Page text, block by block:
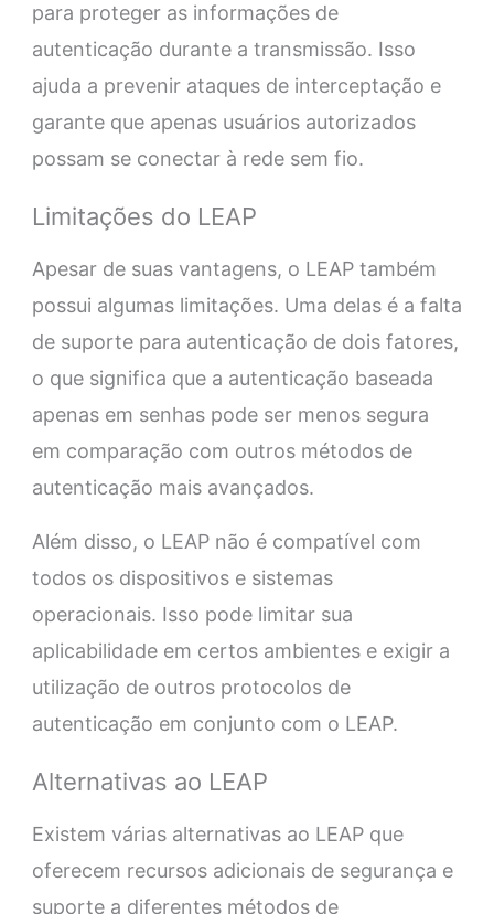
para proteger as informações de
autenticação durante a transmissão. Isso
ajuda a prevenir ataques de interceptação e
garante que apenas usuários autorizados
possam se conectar à rede sem fio.
Limitações do LEAP
Apesar de suas vantagens, o LEAP também
possui algumas limitações. Uma delas é a falta
de suporte para autenticação de dois fatores,
o que significa que a autenticação baseada
apenas em senhas pode ser menos segura
em comparação com outros métodos de
autenticação mais avançados.
Além disso, o LEAP não é compatível com
todos os dispositivos e sistemas
operacionais. Isso pode limitar sua
aplicabilidade em certos ambientes e exigir a
utilização de outros protocolos de
autenticação em conjunto com o LEAP.
Alternativas ao LEAP
Existem várias alternativas ao LEAP que
oferecem recursos adicionais de segurança e
suporte a diferentes métodos de